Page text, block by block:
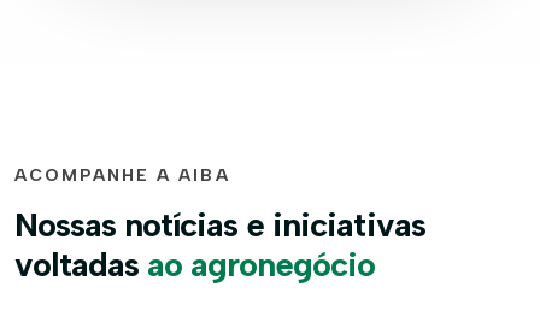
ACOMPANHE A AIBA
Nossas notícias e iniciativas
voltadas ao agronegócio